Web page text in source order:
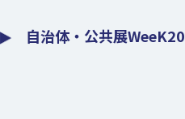
自治体・公共展